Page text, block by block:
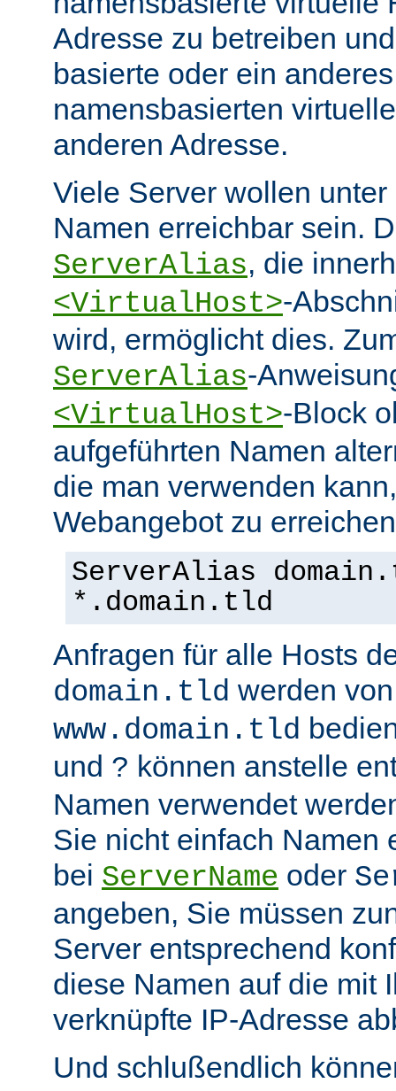
Adresse zu betreiben
basierte oder ein
namensbasierten
anderen Adresse.
Viele Server wollen
Namen erreichbar sein.
ServerAlias, die
<VirtualHost>-
wird, ermöglicht dies.
ServerAlias-
<VirtualHost>-Block
aufgeführten Namen
die man verwenden
Webangebot zu
ServerAlias
*.domain.tld
Anfragen für alle Hosts
domain.tld werden
www.domain.tld
und ? können anstelle
Namen verwendet
Sie nicht einfach Namen
bei ServerName oder
angeben, Sie müssen
Server entsprechend
diese Namen auf die mit
verknüpfte IP-Adresse
Und schlußendlich